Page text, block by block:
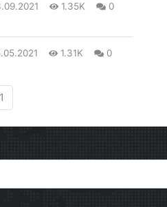
1.35K 0
1.31K 0